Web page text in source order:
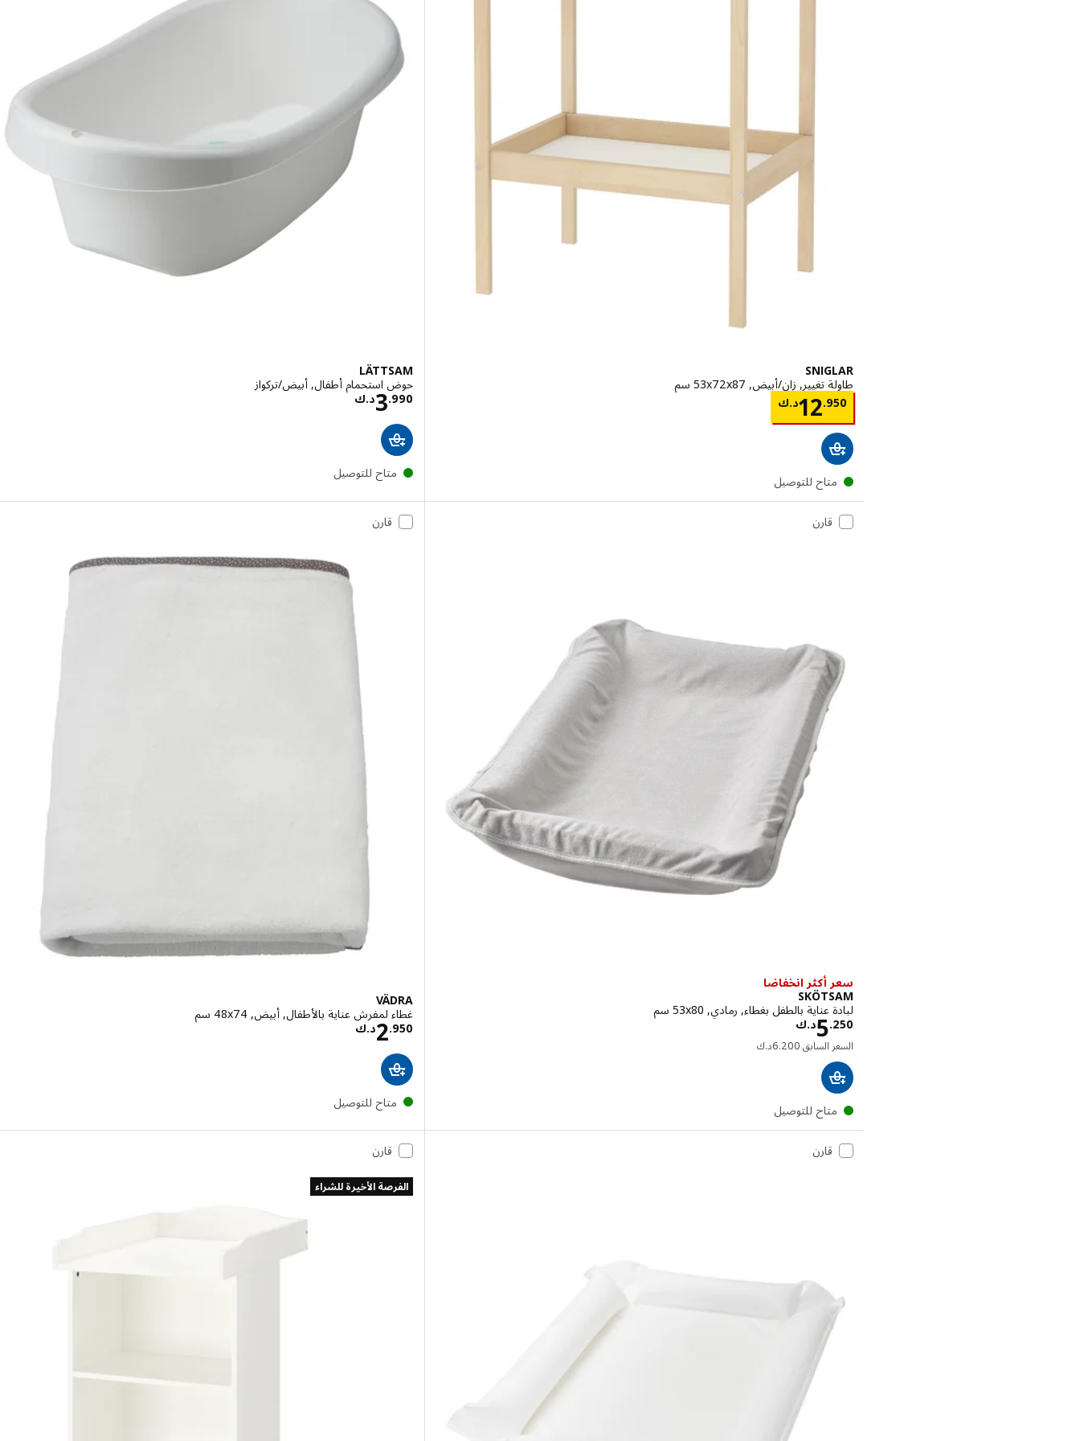
SNIGLAR
طاولة تغيير, زان/أبيض, ‎53x72x87 سم‏
د.ك12.950
متاح للتوصيل
LÄTTSAM
حوض استحمام أطفال, أبيض/تركواز
د.ك3.990 السعر د.ك 3.990
متاح للتوصيل
قارن
سعر أكثر انخفاضا
SKÖTSAM
لبادة عناية بالطفل بغطاء, رمادي, ‎53x80 سم‏
د.ك5.250 السعر د.ك 5.250
السعر السابق د.ك6.200
متاح للتوصيل
قارن
VÄDRA
غطاء لمفرش عناية بالأطفال, أبيض, ‎48x74 سم‏
د.ك2.950 السعر د.ك 2.950
متاح للتوصيل
قارن قارن
الفرصة الأخيرة للشراء